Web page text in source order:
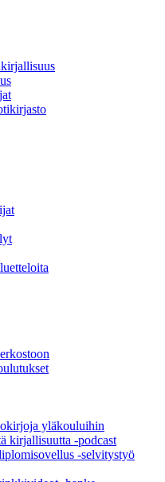
yläkouluihin
kirjallisuutta -podcast
-selvitystyö